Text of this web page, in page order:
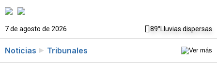
7 de agosto de 2026 89°Lluvias dispersas
Noticias Tribunales